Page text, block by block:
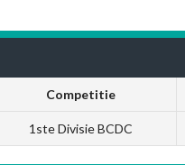
Competitie
1ste Divisie BCDC